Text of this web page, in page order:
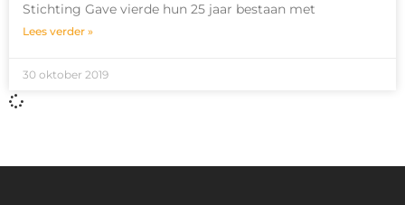
Stichting Gave vierde hun 25 jaar bestaan met
Lees verder »
30 oktober 2019